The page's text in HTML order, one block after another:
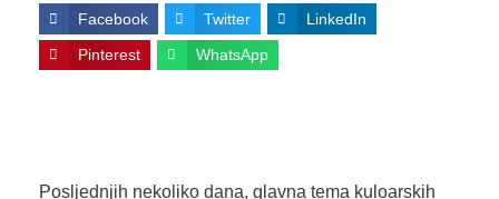
Facebook Twitter LinkedIn
Pinterest WhatsApp
Posljednjih nekoliko dana, glavna tema kuloarskih